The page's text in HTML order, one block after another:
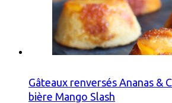
Gâteaux renversés Ananas &
bière Mango Slash